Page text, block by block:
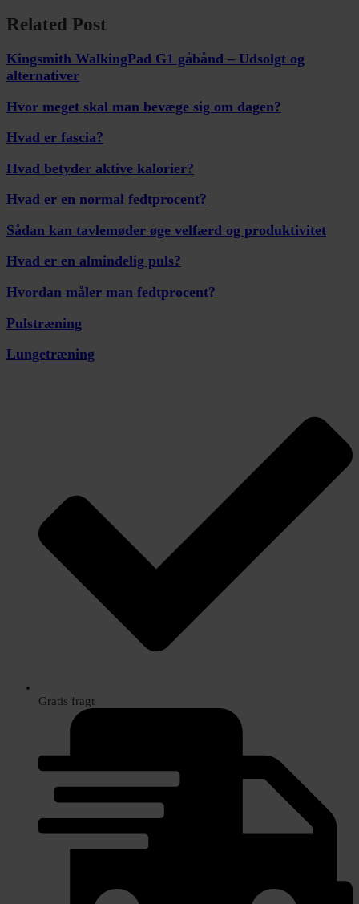
Related Post
Kingsmith WalkingPad G1 gåbånd – Udsolgt og
alternativer
Hvor meget skal man bevæge sig om dagen?
Hvad er fascia?
Hvad betyder aktive kalorier?
Hvad er en normal fedtprocent?
Sådan kan tavlemøder øge velfærd og produktivitet
Hvad er en almindelig puls?
Hvordan måler man fedtprocent?
Pulstræning
Lungetræning
Gratis fragt